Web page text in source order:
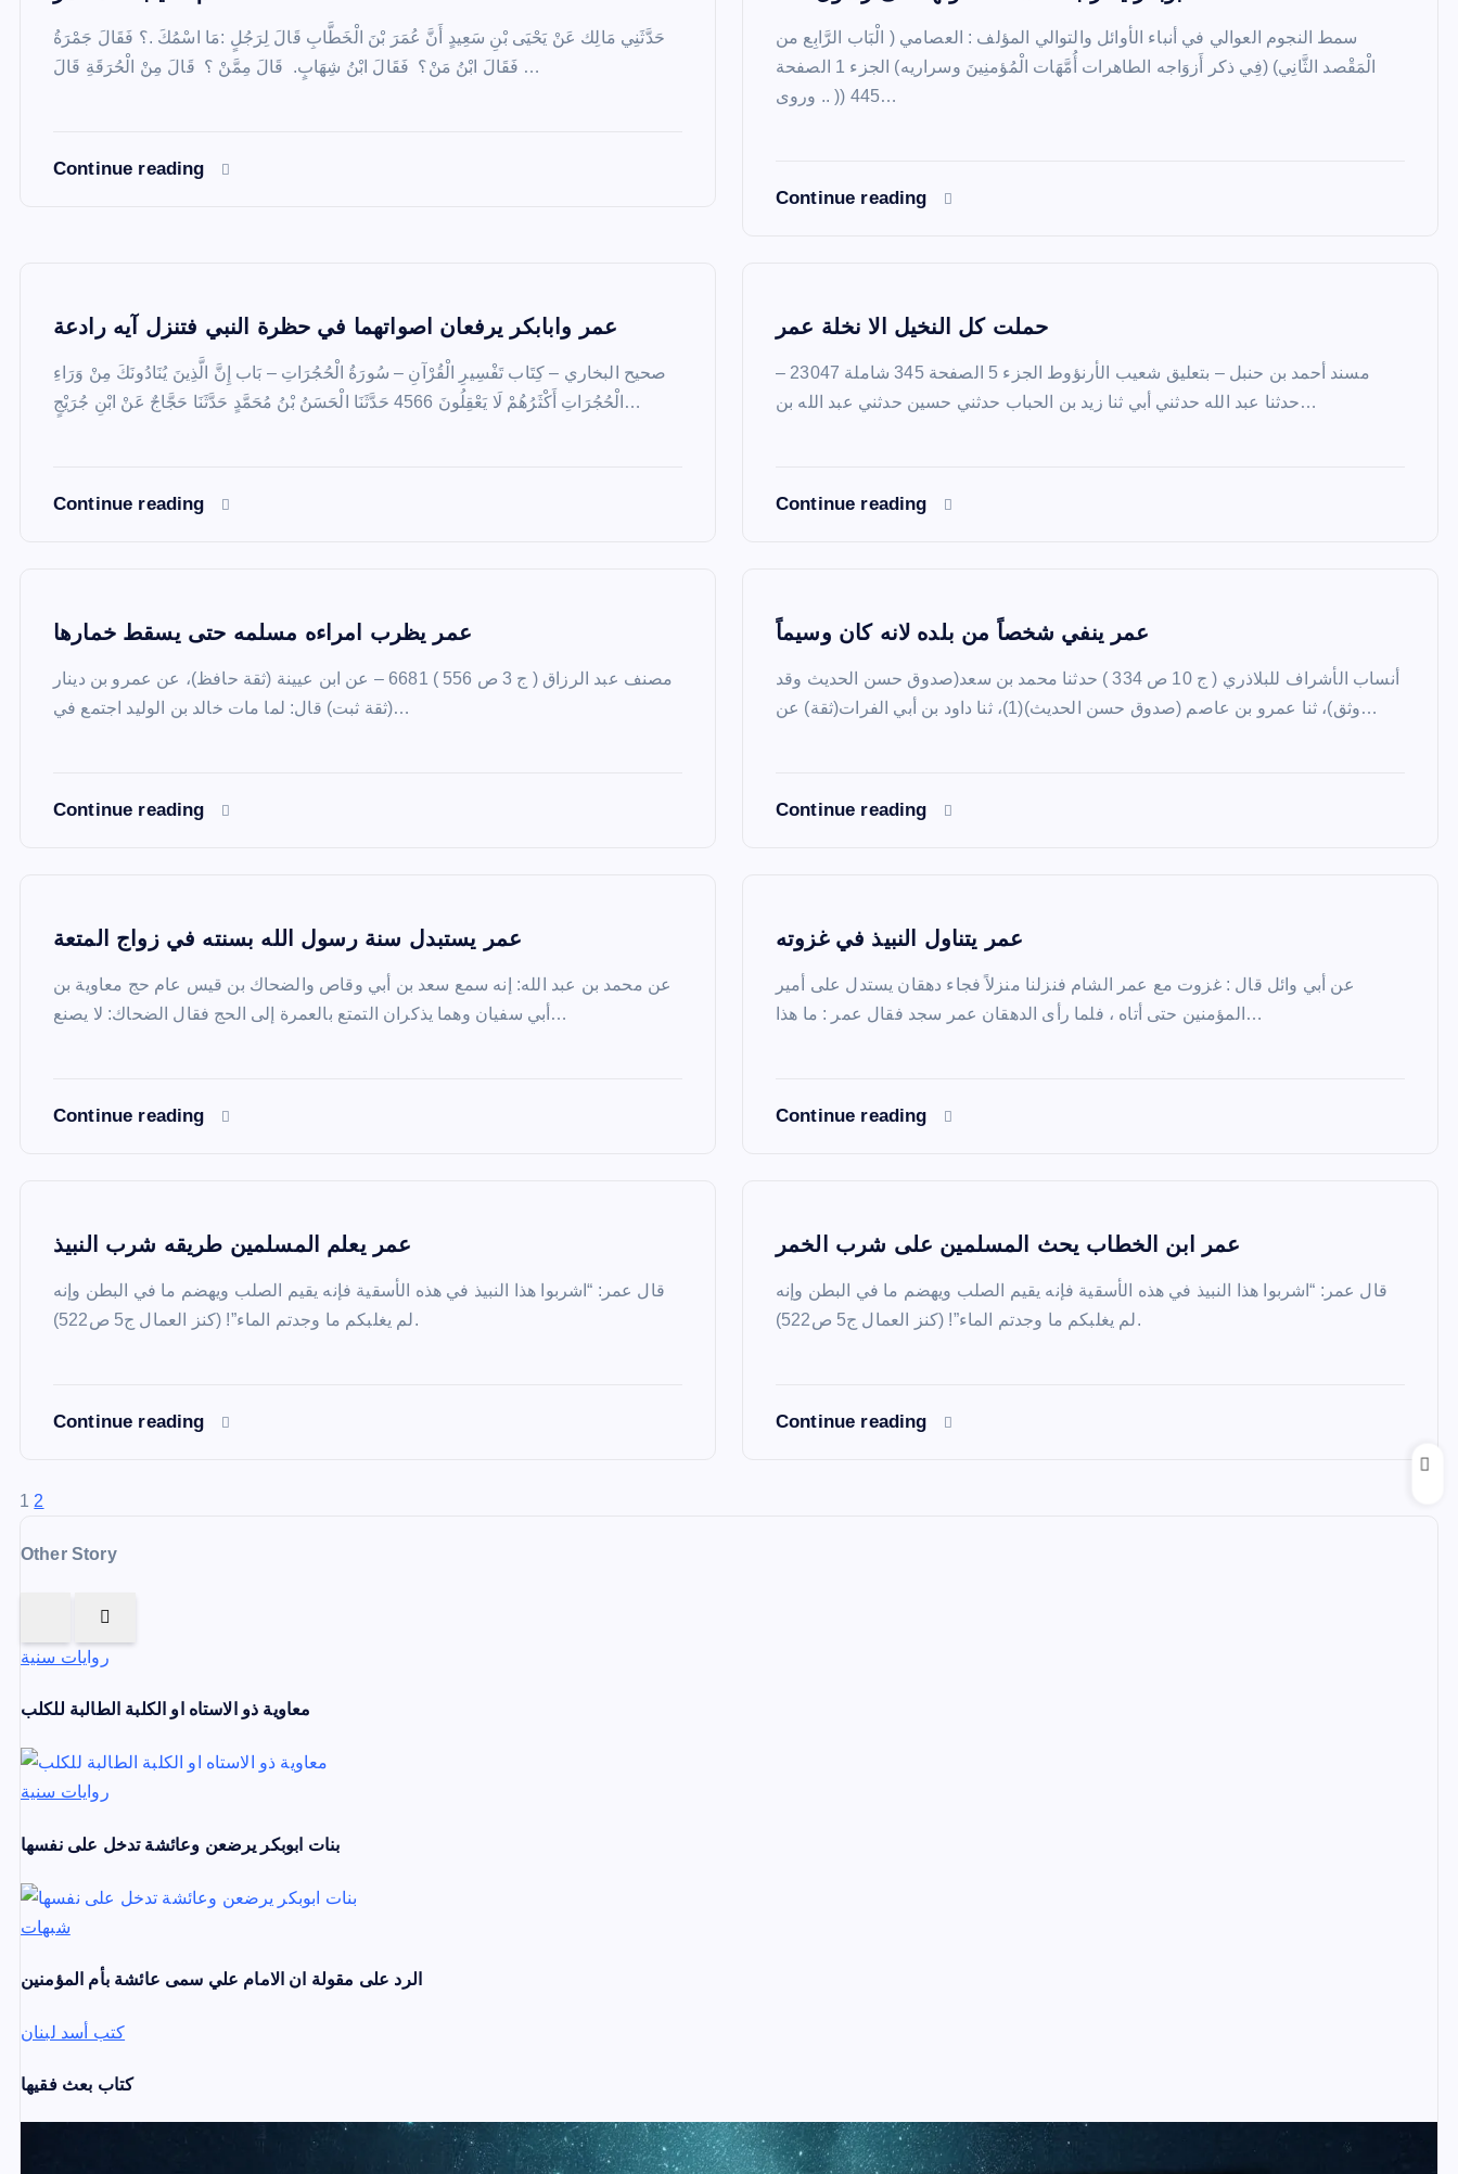
حَدَّثَنِي مَالِك عَنْ يَحْيَى بْنِ سَعِيدٍ أَنَّ عُمَرَ بْنَ الْخَطَّابِ قَالَ لِرَجُلٍ :مَا اسْمُكَ .؟ فَقَالَ جَمْرَةُ
فَقَالَ ابْنُ مَنْ؟ فَقَالَ ابْنُ شِهَابٍ. قَالَ مِمَّنْ ؟ قَالَ مِنْ الْحُرَقَةِ قَالَ…
Continue reading
سمط النجوم العوالي في أنباء الأوائل والتوالي المؤلف : العصامي ( الْبَاب الرَّابِع من
الْمَقْصد الثَّانِي) (فِي ذكر أَزوَاجه الطاهرات أُمَّهَات الْمُؤمنِينَ وسراريه) الجزء 1 الصفحة
445 (( .. وروى…
Continue reading
عمر وابابكر يرفعان اصواتهما في حظرة النبي فتنزل آيه رادعة
صحيح البخاري – كِتَاب تَفْسِيرِ الْقُرْآنِ – سُورَةُ الْحُجُرَاتِ – بَاب إِنَّ الَّذِينَ يُنَادُونَكَ مِنْ وَرَاءِ
الْحُجُرَاتِ أَكْثَرُهُمْ لَا يَعْقِلُونَ 4566 حَدَّثَنَا الْحَسَنُ بْنُ مُحَمَّدٍ حَدَّثَنَا حَجَّاجٌ عَنْ ابْنِ جُرَيْجٍ…
Continue reading
حملت كل النخيل الا نخلة عمر
مسند أحمد بن حنبل – بتعليق شعيب الأرنؤوط الجزء 5 الصفحة 345 شاملة 23047 –
حدثنا عبد الله حدثني أبي ثنا زيد بن الحباب حدثني حسين حدثني عبد الله بن…
Continue reading
عمر يظرب امراءه مسلمه حتى يسقط خمارها
مصنف عبد الرزاق ( ج 3 ص 556 ) 6681 – عن ابن عيينة (ثقة حافظ)، عن عمرو بن دينار
(ثقة ثبت) قال: لما مات خالد بن الوليد اجتمع في…
Continue reading
عمر ينفي شخصاً من بلده لانه كان وسيماً
أنساب الأشراف للبلاذري ( ج 10 ص 334 ) حدثنا محمد بن سعد(صدوق حسن الحديث وقد
وثق)، ثنا عمرو بن عاصم (صدوق حسن الحديث)(1)، ثنا داود بن أبي الفرات(ثقة) عن…
Continue reading
عمر يستبدل سنة رسول الله بسنته في زواج المتعة
عن محمد بن عبد الله: إنه سمع سعد بن أبي وقاص والضحاك بن قيس عام حج معاوية بن
أبي سفيان وهما يذكران التمتع بالعمرة إلى الحج فقال الضحاك: لا يصنع…
Continue reading
عمر يتناول النبيذ في غزوته
عن أبي وائل قال : غزوت مع عمر الشام فنزلنا منزلاً فجاء دهقان يستدل على أمير
المؤمنين حتى أتاه ، فلما رأى الدهقان عمر سجد فقال عمر : ما هذا…
Continue reading
عمر يعلم المسلمين طريقه شرب النبيذ
قال عمر: “اشربوا هذا النبيذ في هذه الأسقية فإنه يقيم الصلب ويهضم ما في البطن وإنه
لم يغلبكم ما وجدتم الماء”! (كنز العمال ج5 ص522).
Continue reading
عمر ابن الخطاب يحث المسلمين على شرب الخمر
قال عمر: “اشربوا هذا النبيذ في هذه الأسقية فإنه يقيم الصلب ويهضم ما في البطن وإنه
لم يغلبكم ما وجدتم الماء”! (كنز العمال ج5 ص522).
Continue reading
P
o
t
p
a
g
i
n
a
t
i
o
n
1 2
Other Story
روايات سنية
معاوية ذو الاستاه او الكلبة الطالبة للكلب
روايات سنية
بنات ابوبكر يرضعن وعائشة تدخل على نفسها
شبهات
الرد على مقولة ان الامام علي سمى عائشة بأم المؤمنين
كتب أسد لبنان
كتاب بعث فقيها